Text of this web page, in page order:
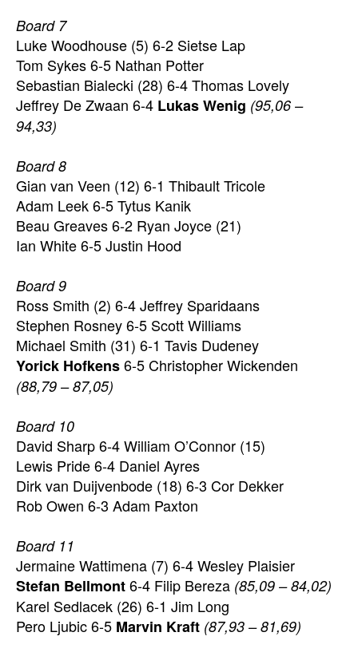
Board 7
Luke Woodhouse (5) 6-2 Sietse Lap
Tom Sykes 6-5 Nathan Potter
Sebastian Bialecki (28) 6-4 Thomas Lovely
Jeffrey De Zwaan 6-4 Lukas Wenig (95,06 –
94,33)
Board 8
Gian van Veen (12) 6-1 Thibault Tricole
Adam Leek 6-5 Tytus Kanik
Beau Greaves 6-2 Ryan Joyce (21)
Ian White 6-5 Justin Hood
Board 9
Ross Smith (2) 6-4 Jeffrey Sparidaans
Stephen Rosney 6-5 Scott Williams
Michael Smith (31) 6-1 Tavis Dudeney
Yorick Hofkens6-5 Christopher Wickenden
(88,79 – 87,05)
Board 10
David Sharp 6-4 William O’Connor (15)
Lewis Pride 6-4 Daniel Ayres
Dirk van Duijvenbode (18) 6-3 Cor Dekker
Rob Owen 6-3 Adam Paxton
Board 11
Jermaine Wattimena (7) 6-4 Wesley Plaisier
Stefan Bellmont6-4 Filip Bereza (85,09 – 84,02)
Karel Sedlacek (26) 6-1 Jim Long
Pero Ljubic 6-5 Marvin Kraft (87,93 – 81,69)